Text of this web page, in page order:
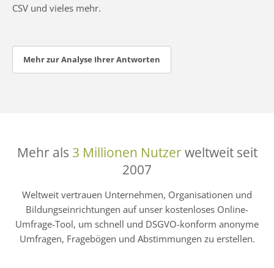
CSV und vieles mehr.
Mehr zur Analyse Ihrer Antworten
Mehr als 3 Millionen Nutzerweltweit seit
2007
Weltweit vertrauen Unternehmen, Organisationen und
Bildungseinrichtungen auf unser kostenloses Online-
Umfrage-Tool, um schnell und DSGVO-konform anonyme
Umfragen, Fragebögen und Abstimmungen zu erstellen.